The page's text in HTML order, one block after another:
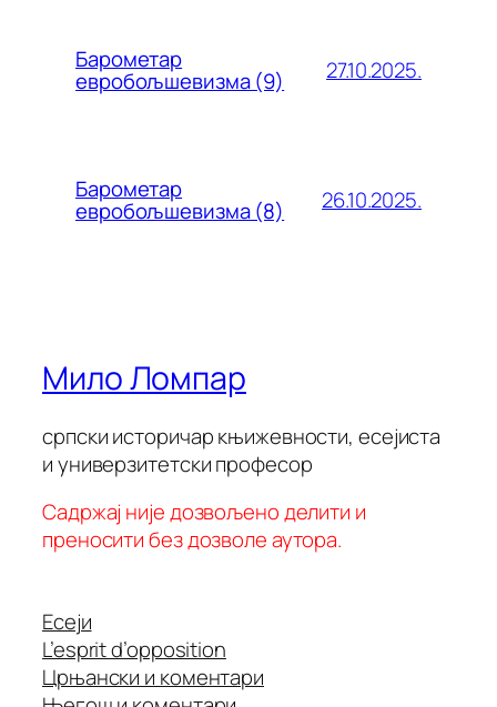
Барометар
евробољшевизма (9) 27.10.2025.
Барометар
евробољшевизма (8) 26.10.2025.
Мило Ломпар
српски историчар књижевности, есејиста
и универзитетски професор
Садржај није дозвољено делити и
преносити без дозволе аутора.
Есеји
L’esprit d’opposition
Црњански и коментари